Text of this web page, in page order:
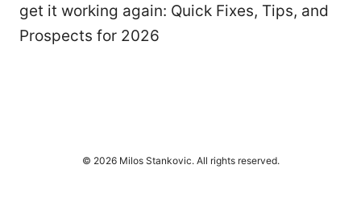
get it working again: Quick Fixes, Tips, and
Prospects for 2026
© 2026 Milos Stankovic. All rights reserved.